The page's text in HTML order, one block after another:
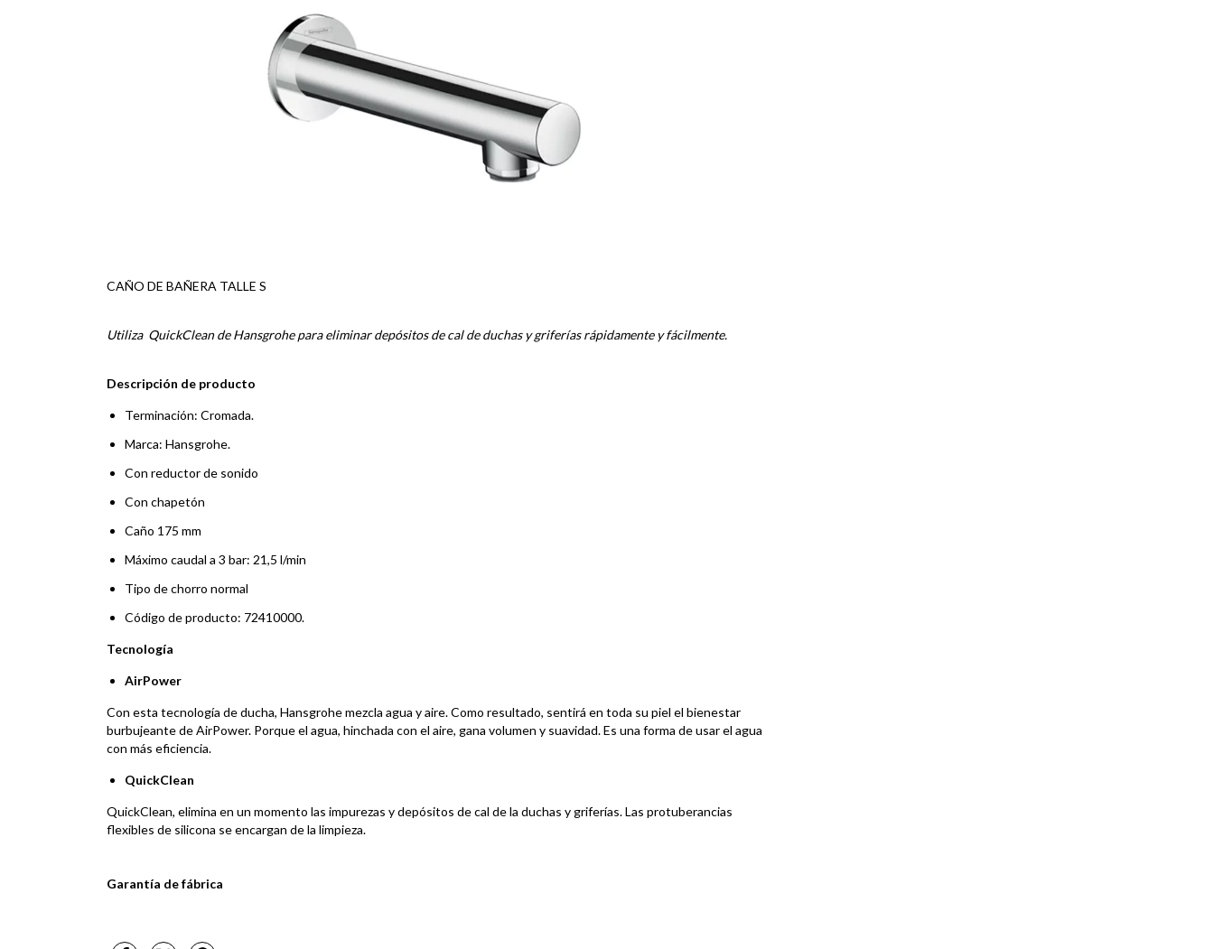
CAÑO DE BAÑERA TALLE S
Utiliza QuickClean de Hansgrohe para eliminar depósitos de cal de duchas y griferías rápidamente y fácilmente.
Descripción de producto
Terminación: Cromada.
Marca: Hansgrohe.
Con reductor de sonido
Con chapetón
Caño 175 mm
Máximo caudal a 3 bar: 21,5 l/min
Tipo de chorro normal
Código de producto: 72410000.
Tecnología
AirPower
Con esta tecnología de ducha, Hansgrohe mezcla agua y aire. Como resultado, sentirá en toda su piel el bienestar
burbujeante de AirPower. Porque el agua, hinchada con el aire, gana volumen y suavidad. Es una forma de usar el agua
con más eficiencia.
QuickClean
QuickClean, elimina en un momento las impurezas y depósitos de cal de la duchas y griferías. Las protuberancias
flexibles de silicona se encargan de la limpieza.
Garantía de fábrica